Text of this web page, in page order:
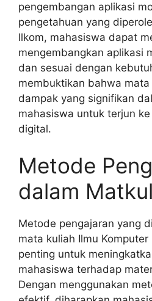
pengembangan aplikasi
pengetahuan yang
Ilkom, mahasiswa dapat
mengembangkan aplikasi
dan sesuai dengan
membuktikan bahwa
dampak yang signifikan
mahasiswa untuk terjun
digital.
Metode
dalam
Metode pengajaran yang
mata kuliah Ilmu
penting untuk
mahasiswa terhadap
Dengan menggunakan